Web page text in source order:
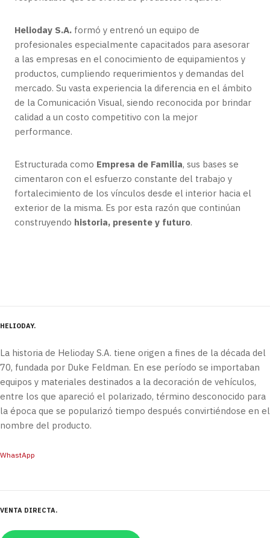
Helioday S.A. formó y entrenó un equipo de
profesionales especialmente capacitados para asesorar
a las empresas en el conocimiento de equipamientos y
productos, cumpliendo requerimientos y demandas del
mercado. Su vasta experiencia la diferencia en el ámbito
de la Comunicación Visual, siendo reconocida por brindar
calidad a un costo competitivo con la mejor
performance.
Estructurada como Empresa de Familia, sus bases se
cimentaron con el esfuerzo constante del trabajo y
fortalecimiento de los vínculos desde el interior hacia el
exterior de la misma. Es por esta razón que continúan
construyendo historia, presente y futuro.
HELIODAY
La historia de Helioday S.A. tiene origen a fines de la década del
70, fundada por Duke Feldman. En ese período se importaban
equipos y materiales destinados a la decoración de vehículos,
entre los que apareció el polarizado, término desconocido para
la época que se popularizó tiempo después convirtiéndose en el
nombre del producto.
WhastApp
VENTA DIRECTA